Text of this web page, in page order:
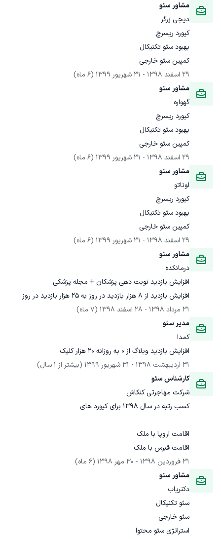
مشاور سئو
دیجی زرگر
کمپین سئو خارجی
29 اسفند 1398
- 31 شهریور 1399
(6 ماه)
مشاور سئو
گهواره
کمپین سئو خارجی
29 اسفند 1398
- 31 شهریور 1399
(6 ماه)
مشاور سئو
لوناتو
کمپین سئو خارجی
29 اسفند 1398
- 31 شهریور 1399
(6 ماه)
مشاور سئو
درمانکده
افزایش بازدید از 8 هزار بازدید در روز به 25 هزار بازدید در روز
31 مرداد 1398
- 28 اسفند 1398
(7 ماه)
مدیر سئو
کمدا
افزایش بازدید وبلاگ از 0 به روزانه 20 هزار کلیک
31 اردیبهشت 1398
- 31 شهریور 1399
(بیشتر از 1 سال)
کارشناس سئو
شرکت مهاجرتی کنکاش
اقامت قبرس با ملک
31 فروردین 1398
- 30 مهر 1398
(6 ماه)
مشاور سئو
دکتریاب
استراتژی سئو محتوا